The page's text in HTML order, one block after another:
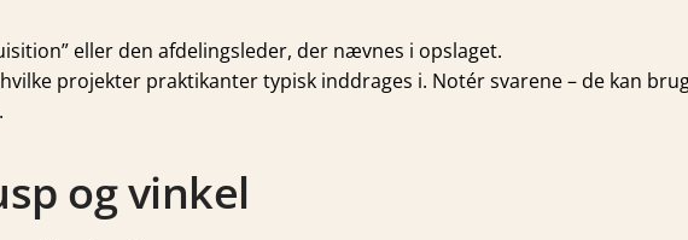
eller den afdelingsleder, der nævnes i opslaget.
projekter praktikanter typisk inddrages i. Notér svarene – de kan
og vinkel